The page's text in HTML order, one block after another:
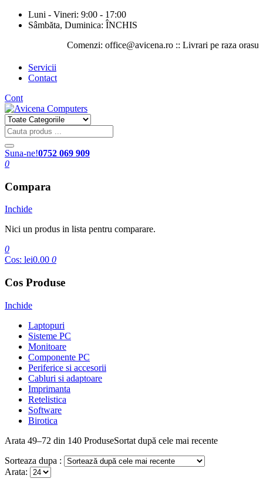
Luni - Vineri: 9:00 - 17:00
Sâmbăta, Duminica: ÎNCHIS
Comenzi: office@avicena.ro :: Livrari pe raza orasului
Servicii
Contact
Cont
Suna-ne!0752 069 909
0
Compara
Inchide
Nici un produs in lista pentru comparare.
0
Cos: lei0.00 0
Cos Produse
Inchide
Laptopuri
Sisteme PC
Monitoare
Componente PC
Periferice si accesorii
Cabluri si adaptoare
Imprimanta
Retelistica
Software
Birotica
Arata 49–72 din 140 ProduseSortat după cele mai recente
Sorteaza dupa :
Arata: